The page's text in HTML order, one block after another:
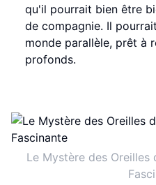
qu'il pourrait bien être
de compagnie. Il
monde parallèle, prêt à
profonds.
Le Mystère des Oreilles